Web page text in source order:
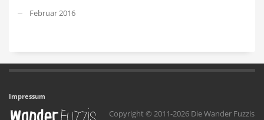
Februar 2016
Impressum
Copyright © 2011-2026 Die Wander Fuzzis